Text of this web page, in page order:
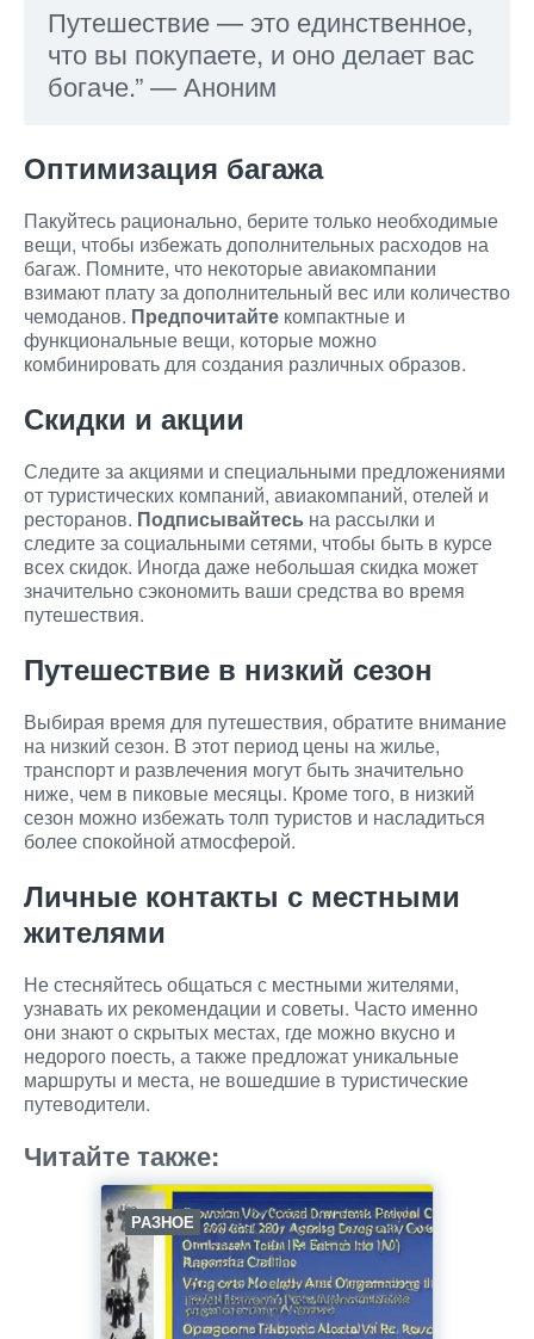
Путешествие — это единственное,
что вы покупаете, и оно делает вас
богаче.” — Аноним
Оптимизация багажа
Пакуйтесь рационально, берите только необходимые
вещи, чтобы избежать дополнительных расходов на
багаж. Помните, что некоторые авиакомпании
взимают плату за дополнительный вес или количество
чемоданов. Предпочитайте компактные и
функциональные вещи, которые можно
комбинировать для создания различных образов.
Скидки и акции
Следите за акциями и специальными предложениями
от туристических компаний, авиакомпаний, отелей и
ресторанов. Подписывайтесь на рассылки и
следите за социальными сетями, чтобы быть в курсе
всех скидок. Иногда даже небольшая скидка может
значительно сэкономить ваши средства во время
путешествия.
Путешествие в низкий сезон
Выбирая время для путешествия, обратите внимание
на низкий сезон. В этот период цены на жилье,
транспорт и развлечения могут быть значительно
ниже, чем в пиковые месяцы. Кроме того, в низкий
сезон можно избежать толп туристов и насладиться
более спокойной атмосферой.
Личные контакты с местными
жителями
Не стесняйтесь общаться с местными жителями,
узнавать их рекомендации и советы. Часто именно
они знают о скрытых местах, где можно вкусно и
недорого поесть, а также предложат уникальные
маршруты и места, не вошедшие в туристические
путеводители.
Читайте также:
РАЗНОЕ